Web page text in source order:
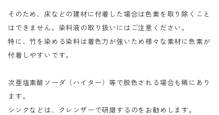
ハ行
マ行
綿・麻を染める染料
絹・羊毛を染める染料
そのため、床などの建材に付着した場合は色素を取り除くこと
はできません。染料液の取り扱いにはご注意ください。
特に、竹を染める染料は着色力が強いため様々な素材に色素が
付着しやすいです。
次亜塩素酸ソーダ（ハイター）等で脱色される場合も稀にあり
ます。
シンクなどは、クレンザーで研磨するのをお勧めします。